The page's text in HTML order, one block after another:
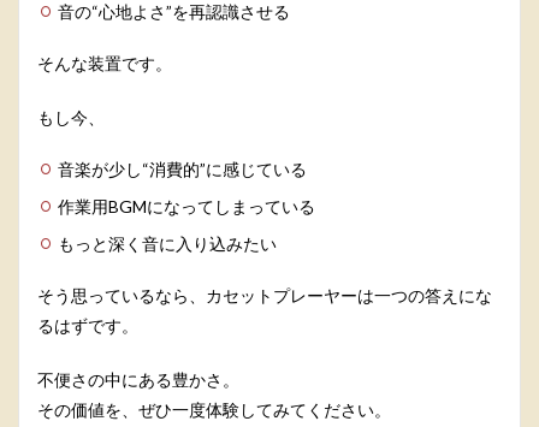
音の“心地よさ”を再認識させる
そんな装置です。
もし今、
音楽が少し“消費的”に感じている
作業用BGMになってしまっている
もっと深く音に入り込みたい
そう思っているなら、カセットプレーヤーは一つの答えにな
るはずです。
不便さの中にある豊かさ。
その価値を、ぜひ一度体験してみてください。